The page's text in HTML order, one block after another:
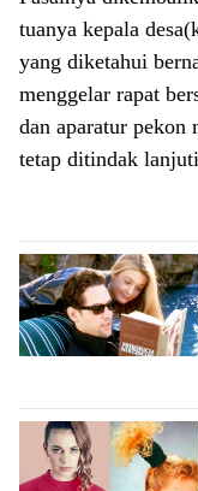
tuanya kepala
yang diketahui
menggelar rapat
dan aparatur pekon
tetap ditindak